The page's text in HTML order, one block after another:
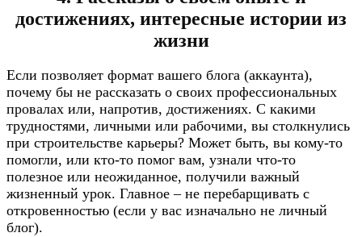
достижениях, интересные истории из
жизни
Если позволяет формат вашего блога (аккаунта),
почему бы не рассказать о своих профессиональных
провалах или, напротив, достижениях. С какими
трудностями, личными или рабочими, вы столкнулись
при строительстве карьеры? Может быть, вы кому-то
помогли, или кто-то помог вам, узнали что-то
полезное или неожиданное, получили важный
жизненный урок. Главное – не перебарщивать с
откровенностью (если у вас изначально не личный
блог).